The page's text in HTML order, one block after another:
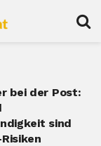
bei der Post:
sind